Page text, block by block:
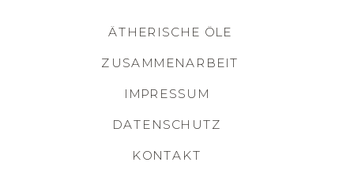
DATENSCHUTZ
IMPRESSUM
ZUSAMMENARBEIT
ÄTHERISCHE ÖLE
KONTAKT